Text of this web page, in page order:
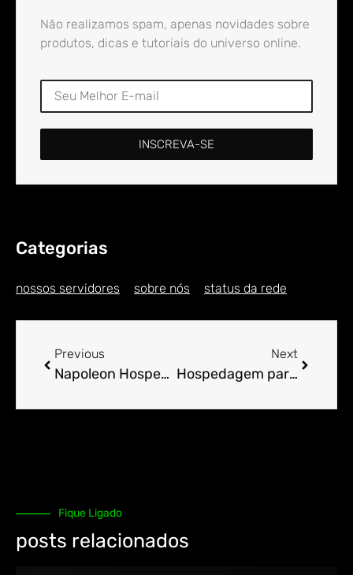
Não realizamos spam, apenas novidades sobre
produtos, dicas e tutoriais do universo online.
INSCREVA-SE
Categorias
nossos servidores sobre nós status da rede
Previous
Napoleon Hospedagem: O Que Está Incluso em Cada Plano em 2026
Next
Hospedagem para E-commerce no Brasil em 2026: VPS ou Compartilhada?
Fique Ligado
posts relacionados